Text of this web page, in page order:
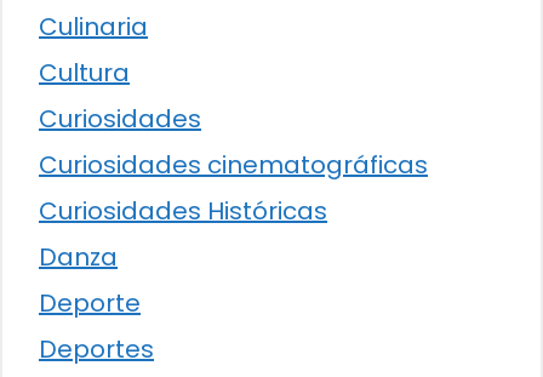
Culinaria
Cultura
Curiosidades
Curiosidades cinematográficas
Curiosidades Históricas
Danza
Deporte
Deportes